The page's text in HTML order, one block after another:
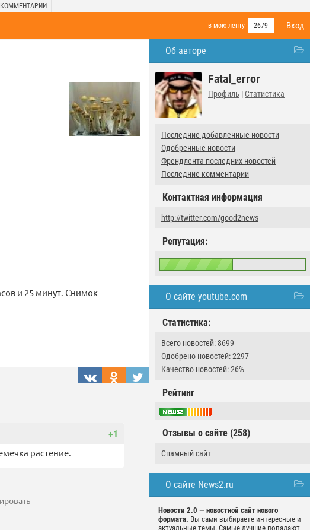
КОММЕНТАРИИ
Вход
в мою ленту 2679
Об авторе
Fatal_error
Профиль | Статистика
Последние добавленные новости
Одобренные новости
Френдлента последних новостей
Последние комментарии
Контактная информация
http://twitter.com/good2news
Репутация:
О сайте youtube.com
Статистика:
Всего новостей: 8699
Одобрено новостей: 2297
Качество новостей: 26%
Рейтинг
Отзывы о сайте (258)
Спамный сайт
О сайте News2.ru
Новости 2.0 — новостной сайт нового
формата. Вы сами выбираете интересные и
актуальные темы. Самые лучшие попадают
и 25 минут. Снимок
+1
растение.